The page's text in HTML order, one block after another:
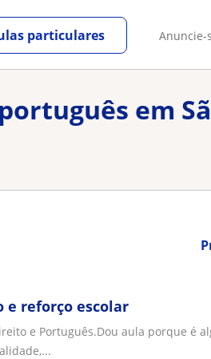
Anuncie-
particulares
em
e reforço escolar
e Português.Dou aula porque é